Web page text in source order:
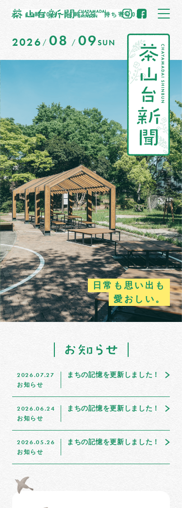
イベント情報
募集掲示板
茶山のひと
まちの記憶
30分〜11時30分 持ち寄り0縁マーケットを開催します
日常も思い出も
愛おしい。
2026 08 09SUN
2026.07.27
お知らせ
まちの記憶を更新しました！
2026.06.24
お知らせ
まちの記憶を更新しました！
2026.05.26
お知らせ
まちの記憶を更新しました！